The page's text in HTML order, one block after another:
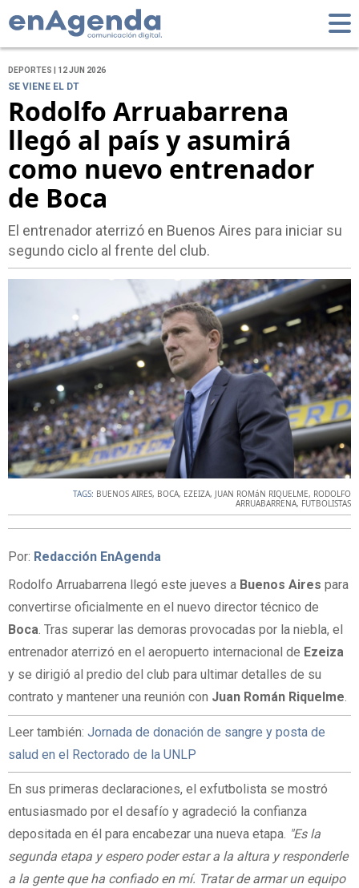
DEPORTES | 12 JUN 2026
SE VIENE EL DT
Rodolfo Arruabarrena
llegó al país y asumirá
como nuevo entrenador
de Boca
El entrenador aterrizó en Buenos Aires para iniciar su
segundo ciclo al frente del club.
TAGS: BUENOS AIRES, BOCA, EZEIZA, JUAN ROMáN RIQUELME, RODOLFO
ARRUABARRENA, FUTBOLISTAS
Por: Redacción EnAgenda
Rodolfo Arruabarrena llegó este jueves a Buenos Aires para
convertirse oficialmente en el nuevo director técnico de
Boca. Tras superar las demoras provocadas por la niebla, el
entrenador aterrizó en el aeropuerto internacional de Ezeiza
y se dirigió al predio del club para ultimar detalles de su
contrato y mantener una reunión con Juan Román Riquelme.
Leer también: Jornada de donación de sangre y posta de
salud en el Rectorado de la UNLP
En sus primeras declaraciones, el exfutbolista se mostró
entusiasmado por el desafío y agradeció la confianza
depositada en él para encabezar una nueva etapa. "Es la
segunda etapa y espero poder estar a la altura y responderle
a la gente que ha confiado en mí. Tratar de armar un equipo